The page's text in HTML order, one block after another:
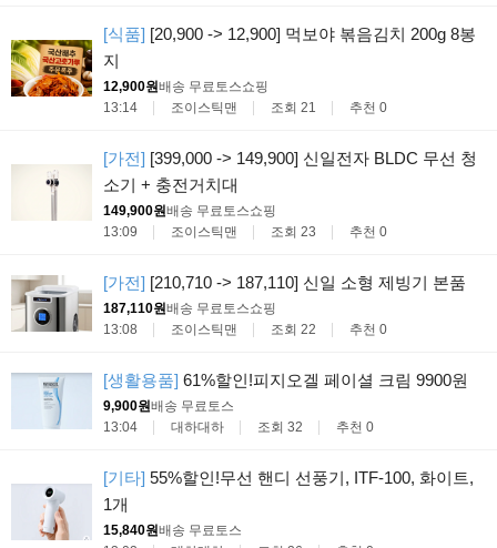
[식품] [20,900 -> 12,900] 먹보야 볶음김치 200g 8봉
지
12,900원배송 무료 토스쇼핑
13:14
조이스틱맨 조회 21 추천 0
[가전] [399,000 -> 149,900] 신일전자 BLDC 무선 청
소기 + 충전거치대
149,900원배송 무료 토스쇼핑
13:09
조이스틱맨 조회 23 추천 0
[가전] [210,710 -> 187,110] 신일 소형 제빙기 본품
187,110원배송 무료 토스쇼핑
13:08
조이스틱맨 조회 22 추천 0
[생활용품] 61%할인!피지오겔 페이셜 크림 9900원
9,900원배송 무료 토스
13:04
대하대하 조회 32 추천 0
[기타] 55%할인!무선 핸디 선풍기, ITF-100, 화이트,
1개
15,840원배송 무료 토스